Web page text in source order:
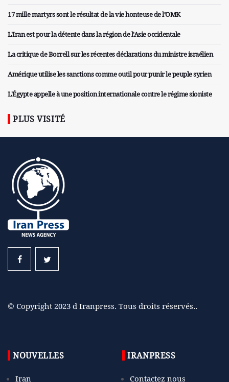
17 mille martyrs sont le résultat de la vie honteuse de l’OMK
L'Iran est pour la détente dans la région de l'Asie occidentale
La critique de Borrell sur les récentes déclarations du ministre israélien
Amérique utilise les sanctions comme outil pour punir le peuple syrien
L'Égypte appelle à une position internationale contre le régime sioniste
PLUS VISITÉ
© Copyright 2023 d Iranpress. Tous droits réservés..
NOUVELLES
Iran
IRANPRESS
Contactez nous